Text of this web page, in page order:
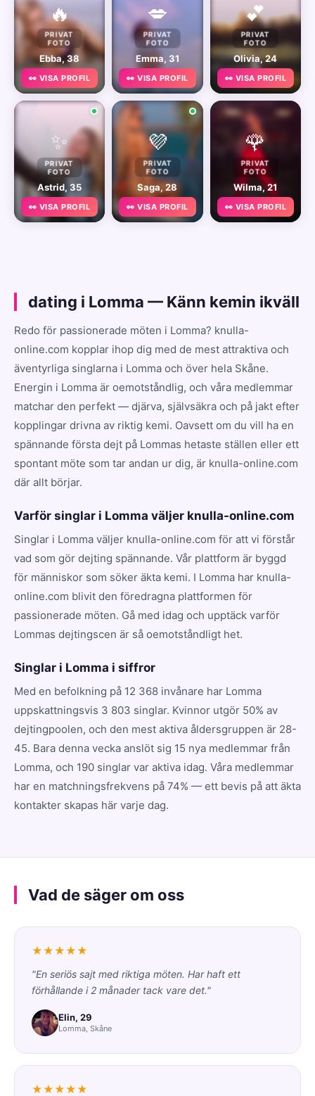
🔥
PRIVAT
FOTO
Ebba, 38
👀 VISA PROFIL
💋
PRIVAT
FOTO
Emma, 31
👀 VISA PROFIL
💕
PRIVAT
FOTO
Olivia, 24
👀 VISA PROFIL
✨
PRIVAT
FOTO
Astrid, 35
👀 VISA PROFIL
💜
PRIVAT
FOTO
Saga, 28
👀 VISA PROFIL
🌹
PRIVAT
FOTO
Wilma, 21
👀 VISA PROFIL
dating i Lomma — Känn kemin ikväll
Redo för passionerade möten i Lomma? knulla-
online.com kopplar ihop dig med de mest attraktiva och
äventyrliga singlarna i Lomma och över hela Skåne.
Energin i Lomma är oemotståndlig, och våra medlemmar
matchar den perfekt — djärva, självsäkra och på jakt efter
kopplingar drivna av riktig kemi. Oavsett om du vill ha en
spännande första dejt på Lommas hetaste ställen eller ett
spontant möte som tar andan ur dig, är knulla-online.com
där allt börjar.
Varför singlar i Lomma väljer knulla-online.com
Singlar i Lomma väljer knulla-online.com för att vi förstår
vad som gör dejting spännande. Vår plattform är byggd
för människor som söker äkta kemi. I Lomma har knulla-
online.com blivit den föredragna plattformen för
passionerade möten. Gå med idag och upptäck varför
Lommas dejtingscen är så oemotståndligt het.
Singlar i Lomma i siffror
Med en befolkning på 12 368 invånare har Lomma
uppskattningsvis 3 803 singlar. Kvinnor utgör 50% av
dejtingpoolen, och den mest aktiva åldersgruppen är 28-
45. Bara denna vecka anslöt sig 15 nya medlemmar från
Lomma, och 190 singlar var aktiva idag. Våra medlemmar
har en matchningsfrekvens på 74% — ett bevis på att äkta
kontakter skapas här varje dag.
Vad de säger om oss
★★★★★
"En seriös sajt med riktiga möten. Har haft ett
förhållande i 2 månader tack vare det."
Elin, 29
Lomma, Skåne
★★★★★